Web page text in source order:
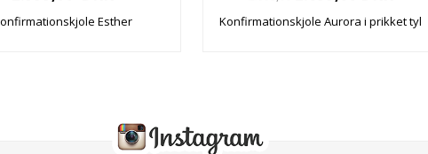
Esther Konfirmationskjole Aurora i prikket tyl